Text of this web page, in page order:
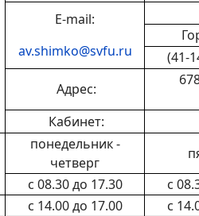
E-mail:
av.shimko@svfu.ru
(41-
Адрес:
Кабинет:
понедельник -
четверг
с 08.30 до 17.30
с
с 14.00 до 17.00
с